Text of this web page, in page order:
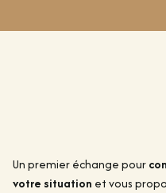
Un premier échange pour
votre situation et vous